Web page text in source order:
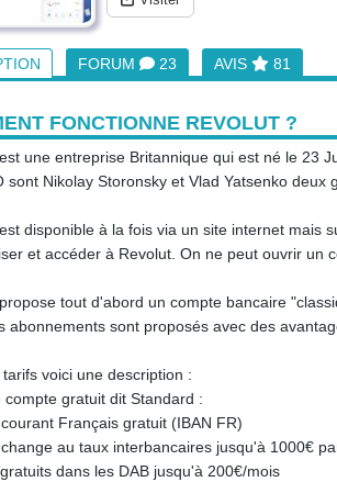
FORUM 23 AVIS 81
FONCTIONNE REVOLUT ?
une entreprise Britannique qui est né le 23
sont Nikolay Storonsky et Vlad Yatsenko
disponible à la fois via un site internet mais
et accéder à Revolut. On ne peut ouvrir un
tout d'abord un compte bancaire
abonnements sont proposés avec des
tarifs voici une description :
compte gratuit dit Standard :
Français gratuit (IBAN FR)
au taux interbancaires jusqu'à 1000€
dans les DAB jusqu'à 200€/mois